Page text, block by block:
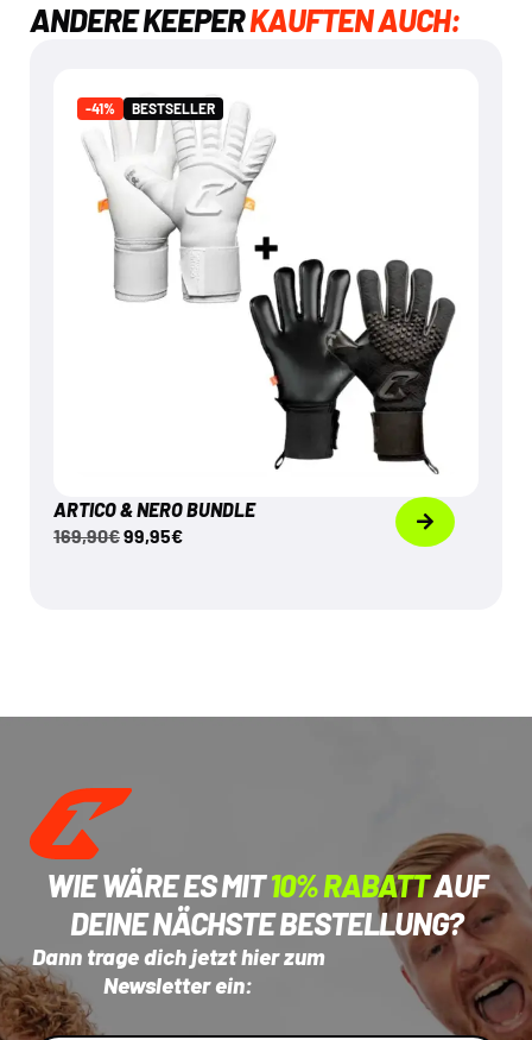
ANDERE KEEPERKAUFTEN AUCH:
-41% BESTSELLER
ARTICO & NERO BUNDLE
169,90€99,95€
ARTICO & NERO BUNDLE
WIE WÄRE ES MIT10% RABATTAUF
DEINE NÄCHSTE BESTELLUNG?
Dann trage dich jetzt hier zum
Newsletter ein: